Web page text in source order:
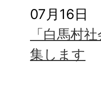
07月16日
「白馬村
集します